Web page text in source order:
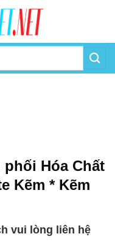
phối Hóa Chất
Kẽm * Kẽm
vui lòng liên hệ